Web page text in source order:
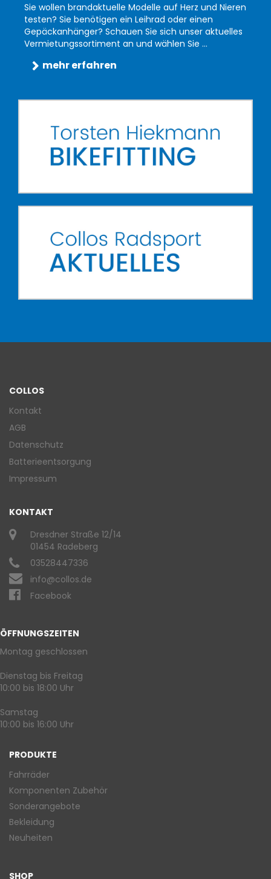
Sie wollen brandaktuelle Modelle auf Herz und Nieren
testen? Sie benötigen ein Leihrad oder einen
Gepäckanhänger? Schauen Sie sich unser aktuelles
Vermietungssortiment an und wählen Sie ...
mehr erfahren
COLLOS
Kontakt
AGB
Datenschutz
Batterieentsorgung
Impressum
KONTAKT
Dresdner Straße 12/14
01454 Radeberg
03528447336
info@collos.de
Facebook
ÖFFNUNGSZEITEN
Montag geschlossen
Dienstag bis Freitag
10:00 bis 18:00 Uhr
Samstag
10:00 bis 16:00 Uhr
PRODUKTE
Fahrräder
Komponenten Zubehör
Sonderangebote
Bekleidung
Neuheiten
SHOP